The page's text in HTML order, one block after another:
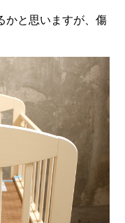
かと思いますが、傷